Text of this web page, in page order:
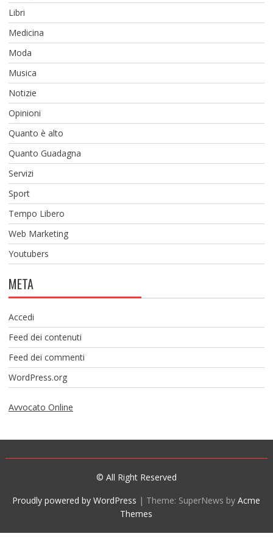
Libri
Medicina
Moda
Musica
Notizie
Opinioni
Quanto è alto
Quanto Guadagna
Servizi
Sport
Tempo Libero
Web Marketing
Youtubers
META
Accedi
Feed dei contenuti
Feed dei commenti
WordPress.org
Avvocato Online
© All Right Reserved
Proudly powered by WordPress | Theme: SuperNews byAcme
Themes